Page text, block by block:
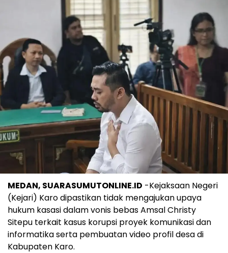
MEDAN, SUARASUMUTONLINE.ID -Kejaksaan Negeri
(Kejari) Karo dipastikan tidak mengajukan upaya
hukum kasasi dalam vonis bebas Amsal Christy
Sitepu terkait kasus korupsi proyek komunikasi dan
informatika serta pembuatan video profil desa di
Kabupaten Karo.